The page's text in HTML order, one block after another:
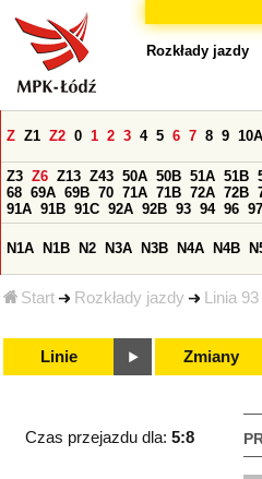
Start Rozkłady jazdy Linia 93
Rozkłady jazdy
Z Z1 Z2 0 1 2 3 4 5 6 7 8 9 10A
Z3 Z6 Z13 Z43 50A 50B 51A 51B
68 69A 69B 70 71A 71B 72A 72B
91A 91B 91C 92A 92B 93 94 96
N1A N1B N2 N3A N3B N4A N4B
Linie Zmiany
Czas przejazdu dla: 5:8